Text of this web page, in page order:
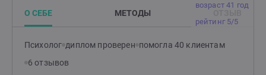
возраст 41 год
рейтинг 5/5
О СЕБЕ МЕТОДЫ
Психолог диплом проверен помогла 40 клиентам
6 отзывов